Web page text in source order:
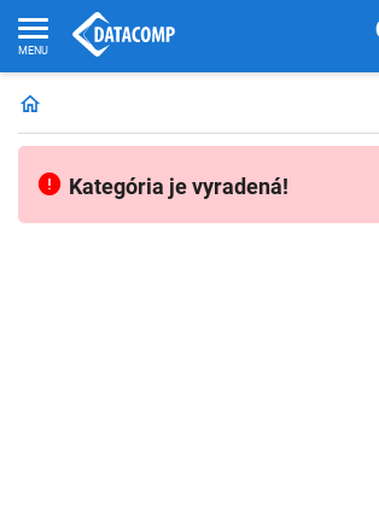
Kategória je vyradená!